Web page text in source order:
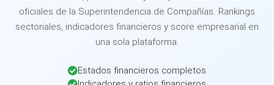
oficiales de la Superintendencia de Compañías. Rankings
sectoriales, indicadores financieros y score empresarial en
una sola plataforma.
Estados financieros completos